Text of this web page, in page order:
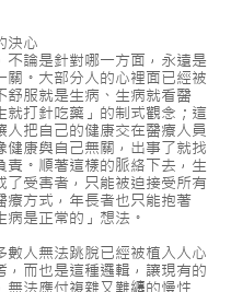
決心
不論是針對哪一方面，永遠是
關。大部分人的心裡面已經被
舒服就是生病、生病就看醫
就打針吃藥」的制式觀念；這
人把自己的健康交在醫療人員
健康與自己無關，出事了就找
責。順著這樣的脈絡下去，生
了受害者，只能被迫接受所有
療方式，年長者也只能抱著
病是正常的」想法。
數人無法跳脫已經被植入人心
，而也是這種邏輯，讓現有的
無法應付複雜又難纏的慢性